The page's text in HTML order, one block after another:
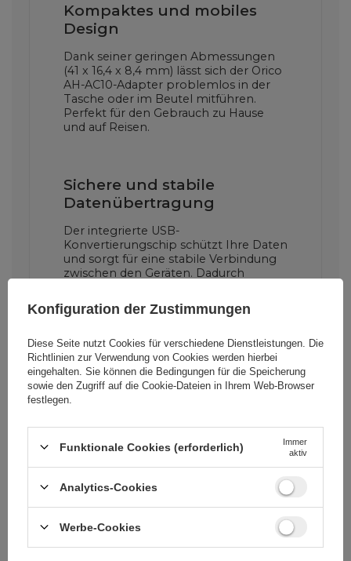
Kompaktes und mobiles
Design
Dank seiner geringen Abmessungen
(41 x 16,4 x 8,4 mm) lässt sich der Orico
AH-AC10-Adapter problemlos in der
Tasche oder im Beutel mitführen.
Perfekt für den Gebrauch zu Hause
und auf Reisen.
Sichere und stabile
Datenübertragung
Der integrierte USB-
Konvertierungschip schützt Ihre Daten
und sorgt für eine stabile Verbindung
zwischen den Geräten. Dadurch
ohne Angst haben zu müssen, dass
Ihre Dateien verloren gehen.
Breite Kompatibilität
Der Adapter funktioniert mit einer
Geräten, darunter Laptops, Desktops,
Smartphones, Tablets und andere
Geräte, die USB-C und USB-A
unterstützen.
Konfiguration der Zustimmungen
Diese Seite nutzt Cookies für verschiedene Dienstleistungen. Die
Richtlinien zur Verwendung von Cookies werden hierbei
eingehalten. Sie können die Bedingungen für die Speicherung
sowie den Zugriff auf die Cookie-Dateien in Ihrem Web-Browser
festlegen.
Funktionale Cookies (erforderlich)
Immer
aktiv
Analytics-Cookies
Werbe-Cookies